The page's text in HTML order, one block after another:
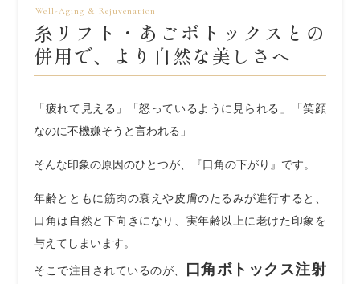
糸リフト・あごボトックスとの
併用で、より自然な美しさへ
「疲れて見える」「怒っているように見られる」「笑顔
なのに不機嫌そうと言われる」
そんな印象の原因のひとつが、『口角の下がり』です。
年齢とともに筋肉の衰えや皮膚のたるみが進行すると、
口角は自然と下向きになり、実年齢以上に老けた印象を
与えてしまいます。
そこで注目されているのが、 口角ボトックス注射